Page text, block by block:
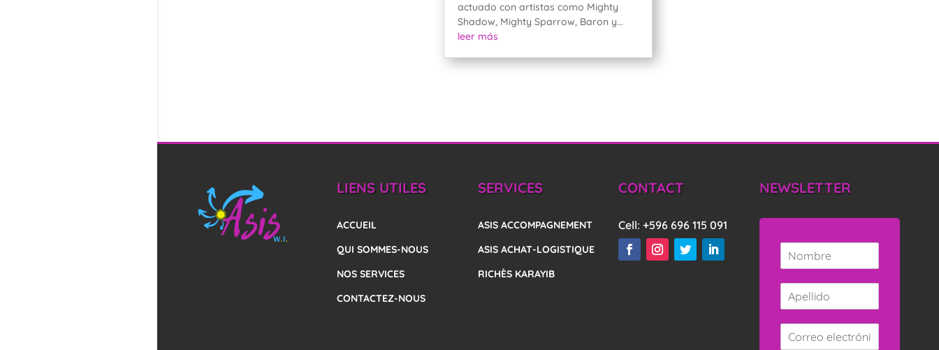
actuado con artistas como Mighty
Shadow, Mighty Sparrow, Baron y...
leer más
LIENS UTILES
ACCUEIL
QUI SOMMES-NOUS
NOS SERVICES
CONTACTEZ-NOUS
SERVICES
ASIS ACCOMPAGNEMENT
ASIS ACHAT-LOGISTIQUE
RICHÈS KARAYIB
CONTACT
Cell:+596 696 115 091
NEWSLETTER